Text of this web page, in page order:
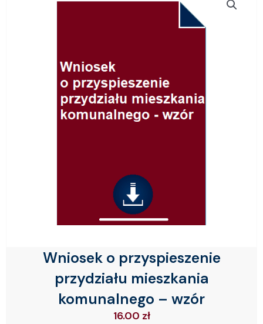
Wniosek o przyspieszenie
przydziału mieszkania
komunalnego – wzór
16.00 zł